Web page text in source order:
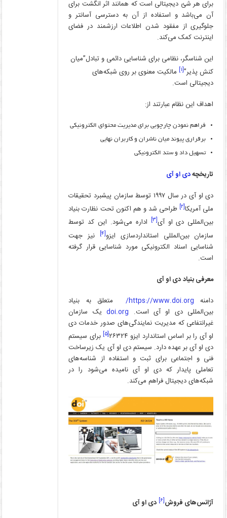
برای هر شئ دیجیتالی است که همانند اثر انگشت برای
آن می‌باشد و استفاده از آن به دسترسی آسانتر و
جلوگیری از مفقود شدن اطلاعات ارزشمند در فضای
اینترنت کمک می‌کند.
این شناسگر، نظامی برای شناسایی دائمی و تبادل”میان
کنش پذیر”[۱]
مالکیت معنوی بر روی شبکه‌های
دیجیتالی است.
اهداف این نظام عبارتند از:
فراهم نمودن چارچوبی برای مدیریت محتوای الکترونیکی
برقراری پیوند میان ناشران و کاربران نهایی
تسهیل داد و ستد الکترونیکی
تاریخچهدی او آی
دی او آی در سال ۱۹۹۷ توسط سازمان پیشبرد تحقیقات
ملی آمریکا[۲]
طراحی شد و هم اکنون تحت نظارت بنیاد
بین‌المللی دی او آی[۳]
اداره می‌شود. این کد توسط
سازمان بین‌المللی استانداردسازی ایزو[۴]
نیز جهت
شناسایی اسناد الکترونیکی مورد شناسایی قرار گرفته
است.
معرفی بنیاددی او آی
دامنه https://www.doi.org/
متعلق به بنیاد
بین‌المللی دی او آی است. doi.orgیک سازمان
غیرانتفاعی که مدیریت نمایندگی‌های صدور خدمات دی
او آی را بر اساس استاندارد ایزو ۲۶۳۲۴
[۵]
برای سیستم
دی او آی بر عهده دارد. سیستم دی او آی یک زیرساخت
فنی و اجتماعی برای ثبت و استفاده از شناسه‌‌های
تعاملی پایدار که دی او آی نامیده می‌شود را در
شبکه‌های دیجیتال فراهم می‌کند.
آژانس‌های فروش[۶]
دی او آی